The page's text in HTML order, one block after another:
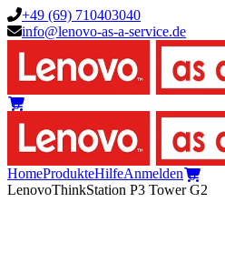
+49 (69) 710403040
info@lenovo-as-a-service.de
0
HomeProdukteHilfeAnmelden 0
LenovoThinkStation P3 Tower G2